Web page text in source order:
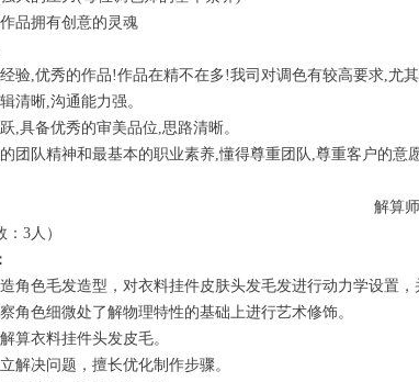
品拥有创意的灵魂
验,优秀的作品!作品在精不在多!我司对调色有较高要求,尤其
清晰,沟通能力强。
,具备优秀的审美品位,思路清晰。
团队精神和最基本的职业素养,懂得尊重团队,尊重客户的意
解算师
：3人）
角色毛发造型，对衣料挂件皮肤头发毛发进行动力学设置
角色细微处了解物理特性的基础上进行艺术修饰。
算衣料挂件头发皮毛。
解决问题，擅长优化制作步骤。